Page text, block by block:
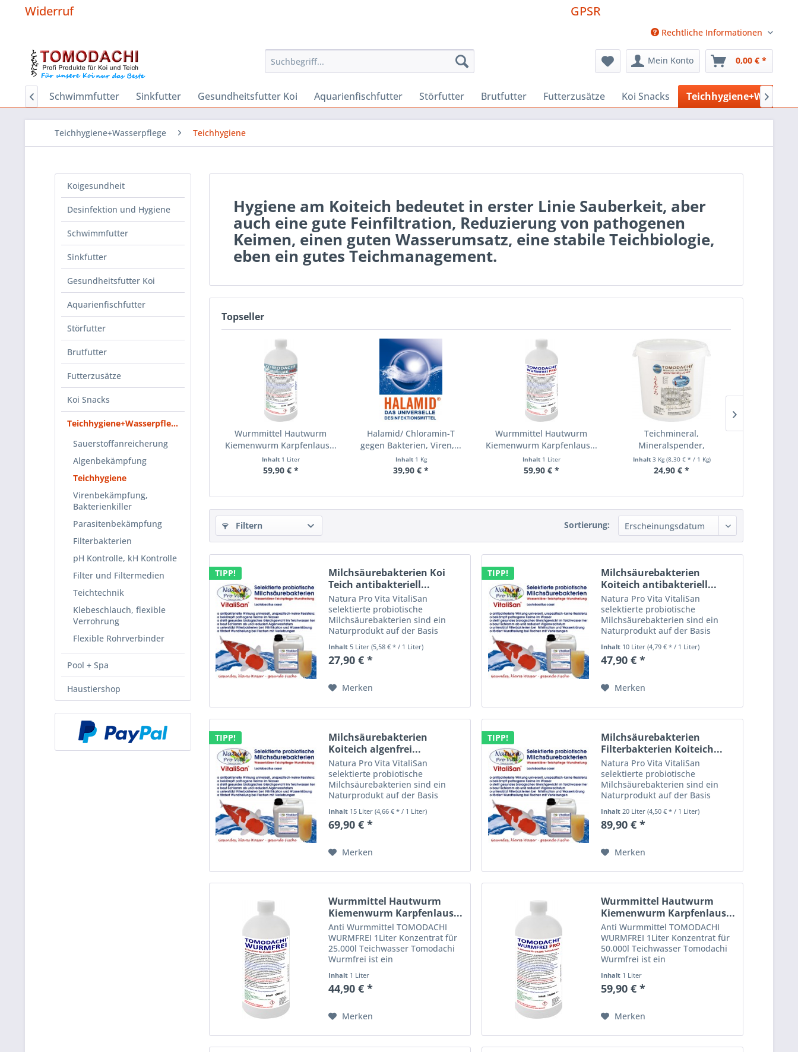
Widerruf GPSR
Rechtliche Informationen
Mein Konto 0,00 € *
Schwimmfutter Sinkfutter Gesundheitsfutter Koi Aquarienfischfutter Störfutter Brutfutter Futterzusätze Koi Snacks
 
Teichhygiene+Wasserpflege Teichhygiene
Koigesundheit
Desinfektion und Hygiene
Schwimmfutter
Sinkfutter
Gesundheitsfutter Koi
Aquarienfischfutter
Störfutter
Brutfutter
Futterzusätze
Koi Snacks
Teichhygiene+Wasserpflege
Sauerstoffanreicherung
Algenbekämpfung
Teichhygiene
Virenbekämpfung,
Bakterienkiller
Parasitenbekämpfung
Filterbakterien
pH Kontrolle, kH Kontrolle
Filter und Filtermedien
Teichtechnik
Klebeschlauch, flexible
Verrohrung
Flexible Rohrverbinder
Pool + Spa
Haustiershop
Hygiene am Koiteich bedeutet in erster Linie Sauberkeit, aber
auch eine gute Feinfiltration, Reduzierung von pathogenen
Keimen, einen guten Wasserumsatz, eine stabile Teichbiologie,
eben ein gutes Teichmanagement.
Topseller
Wurmmittel Hautwurm
Kiemenwurm Karpfenlaus...
Inhalt 1 Liter
59,90 € *
Halamid/ Chloramin-T
gegen Bakterien, Viren,...
Inhalt 1 Kg
39,90 € *
Wurmmittel Hautwurm
Kiemenwurm Karpfenlaus...
Inhalt 1 Liter
59,90 € *
Teichmineral,
Mineralspender,
Montmorillonit,...
Inhalt 3 Kg(8,30 € * / 1 Kg)
24,90 € *
Filtern Sortierung:
TIPP!
Milchsäurebakterien Koi
Teich antibakteriell...
Natura Pro Vita VitaliSan
selektierte probiotische
Milchsäurebakterien sind ein
Naturprodukt auf der Basis
enzymatisch gesteuerter
heterofermentativer
Bakterienkulturen. VitaliSan -
(lactobacillus casei)...
Inhalt5 Liter(5,58 € * / 1 Liter)
27,90 € *
Merken
TIPP!
Milchsäurebakterien
Koiteich antibakteriell...
Natura Pro Vita VitaliSan
selektierte probiotische
Milchsäurebakterien sind ein
Naturprodukt auf der Basis
enzymatisch gesteuerter
heterofermentativer
Bakterienkulturen. VitaliSan -
(lactobacillus casei)...
Inhalt 10 Liter(4,79 € * / 1 Liter)
47,90 € *
Merken
TIPP!
Milchsäurebakterien
Koiteich algenfrei...
Natura Pro Vita VitaliSan
selektierte probiotische
Milchsäurebakterien sind ein
Naturprodukt auf der Basis
heterofermentativer
Bakterienkulturen. VitaliSan -
(lactobacillus casei)...
Inhalt 15 Liter(4,66 € * / 1 Liter)
69,90 € *
Merken
TIPP!
Milchsäurebakterien
Filterbakterien Koiteich...
Natura Pro Vita VitaliSan
selektierte probiotische
Milchsäurebakterien sind ein
Naturprodukt auf der Basis
heterofermentativer
Bakterienkulturen. VitaliSan -
(lactobacillus casei)...
Inhalt 20 Liter(4,50 € * / 1 Liter)
89,90 € *
Merken
Wurmmittel Hautwurm
Kiemenwurm Karpfenlaus...
Anti Wurmmittel TOMODACHI
WURMFREI 1Liter Konzentrat für
25.000l Teichwasser Tomodachi
Wurmfrei ist ein
Teichbehandlungsmittel, das als
Entwicklungshemmer fungiert
und Wurmlarven und Wurmeier
beseitigt....
Inhalt 1 Liter
44,90 € *
Merken
Wurmmittel Hautwurm
Kiemenwurm Karpfenlaus...
Anti Wurmmittel TOMODACHI
WURMFREI 1Liter Konzentrat für
50.000l Teichwasser Tomodachi
Wurmfrei ist ein
Teichbehandlungsmittel, das als
Entwicklungshemmer fungiert
und Wurmlarven und Wurmeier
beseitigt....
Inhalt 1 Liter
59,90 € *
Merken